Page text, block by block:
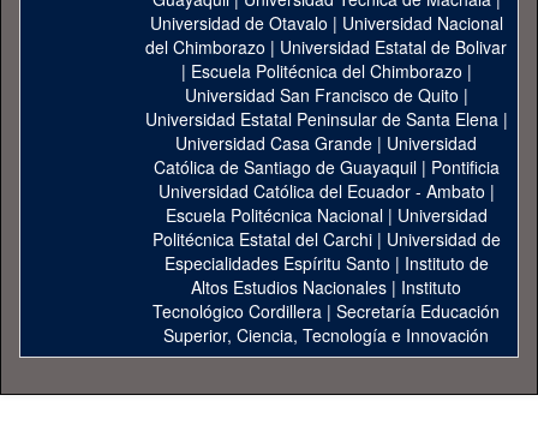
Universidad de Otavalo | Universidad Nacional
del Chimborazo | Universidad Estatal de Bolivar
| Escuela Politécnica del Chimborazo |
Universidad San Francisco de Quito |
Universidad Estatal Peninsular de Santa Elena|
Universidad Casa Grande | Universidad
Católica de Santiago de Guayaquil| Pontificia
Universidad Católica del Ecuador - Ambato |
Escuela Politécnica Nacional| Universidad
Politécnica Estatal del Carchi| Universidad de
Especialidades Espíritu Santo | Instituto de
Altos Estudios Nacionales | Instituto
Tecnológico Cordillera | Secretaría Educación
Superior, Ciencia, Tecnología e Innovación